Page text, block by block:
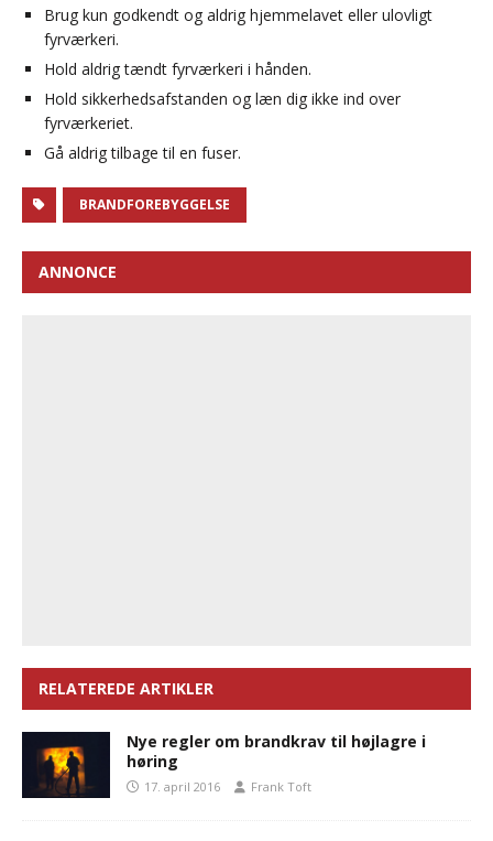
Brug kun godkendt og aldrig hjemmelavet eller ulovligt
fyrværkeri.
Hold aldrig tændt fyrværkeri i hånden.
Hold sikkerhedsafstanden og læn dig ikke ind over
fyrværkeriet.
Gå aldrig tilbage til en fuser.
BRANDFOREBYGGELSE
ANNONCE
RELATEREDE ARTIKLER
Nye regler om brandkrav til højlagre i
høring
17. april 2016 Frank Toft